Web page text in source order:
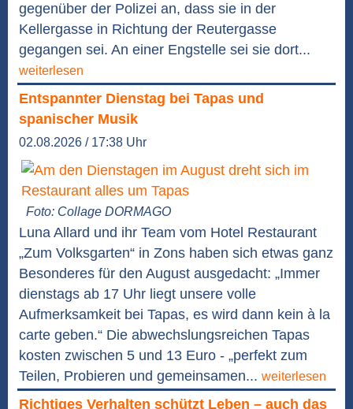
gegenüber der Polizei an, dass sie in der
Kellergasse in Richtung der Reutergasse
gegangen sei. An einer Engstelle sei sie dort...
weiterlesen
Entspannter Dienstag bei Tapas und
spanischer Musik
02.08.2026 / 17:38 Uhr
Foto: Collage DORMAGO
Luna Allard und ihr Team vom Hotel Restaurant
„Zum Volksgarten“ in Zons haben sich etwas ganz
Besonderes für den August ausgedacht: „Immer
dienstags ab 17 Uhr liegt unsere volle
Aufmerksamkeit bei Tapas, es wird dann kein à la
carte geben.“ Die abwechslungsreichen Tapas
kosten zwischen 5 und 13 Euro - „perfekt zum
Teilen, Probieren und gemeinsamen... weiterlesen
Richtiges Verhalten schützt Leben – auch das